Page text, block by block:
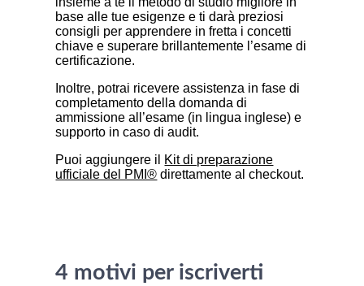
base alle tue esigenze e ti darà preziosi
consigli per apprendere in fretta i concetti
chiave e superare brillantemente l’esame di
certificazione.
Inoltre, potrai ricevere assistenza in fase di
completamento della domanda di
ammissione all’esame (in lingua inglese) e
supporto in caso di audit.
Puoi aggiungere il Kit di preparazione
ufficiale del PMI® direttamente al checkout.
4 motivi per iscriverti